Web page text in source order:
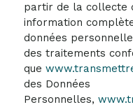
partir de la collecte
information
données
des traitements
que
des Données
Personnelles,